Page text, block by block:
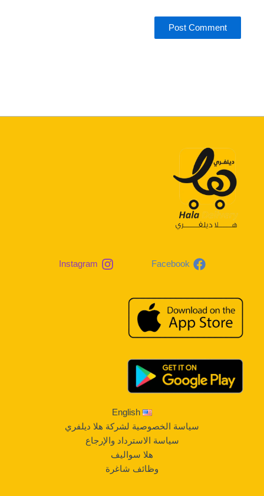
Facebook
Instagram
English
سياسة الخصوصية لشركة هلا ديلفري
سياسة الاسترداد والإرجاع
هلا سواليف
وظائف شاغرة